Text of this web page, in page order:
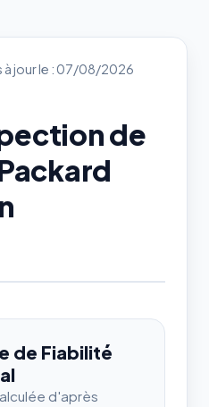
à jour le : 07/08/2026
de
de Fiabilité
d'après